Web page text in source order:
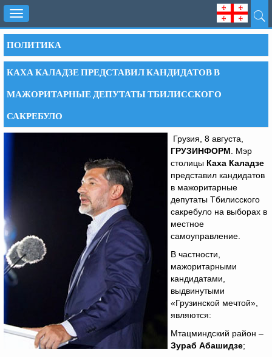
Toggle
navigation
ПОЛИТИКА
КАХА КАЛАДЗЕ ПРЕДСТАВИЛ КАНДИДАТОВ В
МАЖОРИТАРНЫЕ ДЕПУТАТЫ ТБИЛИССКОГО
САКРЕБУЛО
Грузия, 8 августа,
ГРУЗИНФОРМ . Мэр
столицы Каха Каладзе
представил кандидатов
в мажоритарные
депутаты Тбилисского
сакребуло на выборах в
местное
самоуправление.
В частности,
мажоритарными
кандидатами,
выдвинутыми
«Грузинской мечтой»,
являются:
Мтацминдский район –
Зураб Абашидзе;